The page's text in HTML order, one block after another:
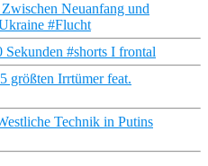
Neuanfang und
#Flucht
#shorts I frontal
größten Irrtümer feat.
Technik in Putins